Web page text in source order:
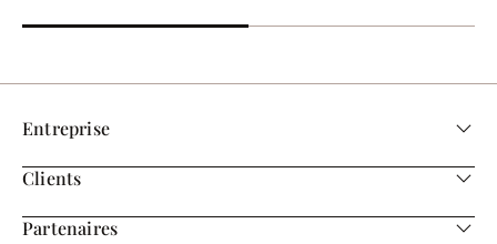
Entreprise
Clients
Partenaires